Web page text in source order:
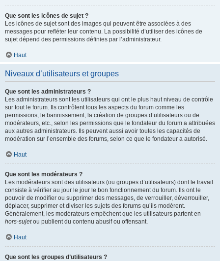
Que sont les icônes de sujet ?
Les icônes de sujet sont des images qui peuvent être associées à des
messages pour refléter leur contenu. La possibilité d’utiliser des icônes de
sujet dépend des permissions définies par l’administrateur.
Haut
Niveaux d’utilisateurs et groupes
Que sont les administrateurs ?
Les administrateurs sont les utilisateurs qui ont le plus haut niveau de contrôle
sur tout le forum. Ils contrôlent tous les aspects du forum comme les
permissions, le bannissement, la création de groupes d’utilisateurs ou de
modérateurs, etc., selon les permissions que le fondateur du forum a attribuées
aux autres administrateurs. Ils peuvent aussi avoir toutes les capacités de
modération sur l’ensemble des forums, selon ce que le fondateur a autorisé.
Haut
Que sont les modérateurs ?
Les modérateurs sont des utilisateurs (ou groupes d’utilisateurs) dont le travail
consiste à vérifier au jour le jour le bon fonctionnement du forum. Ils ont le
pouvoir de modifier ou supprimer des messages, de verrouiller, déverrouiller,
déplacer, supprimer et diviser les sujets des forums qu’ils modèrent.
Généralement, les modérateurs empêchent que les utilisateurs partent en
hors-sujetou publient du contenu abusif ou offensant.
Haut
Que sont les groupes d’utilisateurs ?